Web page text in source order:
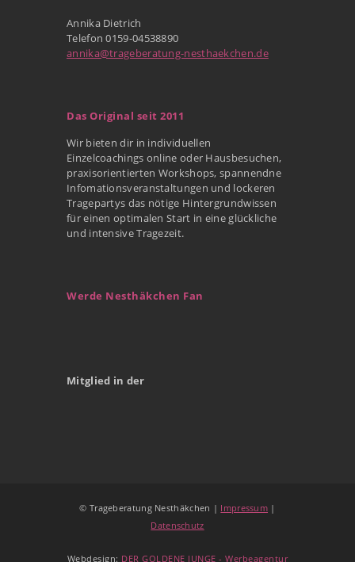
Annika Dietrich
Telefon 0159-04538890
annika@trageberatung-nesthaekchen.de
Das Original seit 2011
Wir bieten dir in individuellen
Einzelcoachings online oder Hausbesuchen,
praxisorientierten Workshops, spannendne
Infomationsveranstaltungen und lockeren
Tragepartys das nötige Hintergrundwissen
für einen optimalen Start in eine glückliche
und intensive Tragezeit.
Werde Nesthäkchen Fan
Mitglied in der
© Trageberatung Nesthäkchen | Impressum |
Datenschutz
Webdesign: DER GOLDENE JUNGE - Werbeagentur